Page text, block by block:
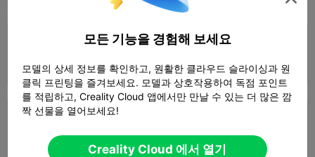
0.2mm layer, 2 walls, 15% infill
 58m 53s  1 플레이트  15.53g
113.33g
모든 기능을 경험해 보세요
모델의 상세 정보를 확인하고, 원활한 클라우드 슬라이싱과 원
클릭 프린팅을 즐겨보세요. 모델과 상호작용하여 독점 포인트
를 적립하고, Creality Cloud 앱에서만 만날 수 있는 더 많은 깜
짝 선물을 열어보세요!
Creality Cloud 에서 열기